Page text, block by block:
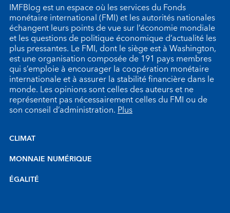
IMFBlog est un espace où les services du Fonds
monétaire international (FMI) et les autorités nationales
échangent leurs points de vue sur l’économie mondiale
et les questions de politique économique d’actualité les
plus pressantes. Le FMI, dont le siège est à Washington,
est une organisation composée de 191 pays membres
qui s’emploie à encourager la coopération monétaire
internationale et à assurer la stabilité financière dans le
monde. Les opinions sont celles des auteurs et ne
représentent pas nécessairement celles du FMI ou de
son conseil d’administration.Plus
CLIMAT
MONNAIE NUMÉRIQUE
ÉGALITÉ